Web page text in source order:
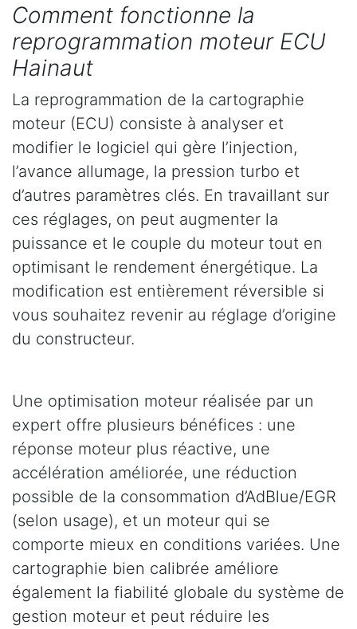
Comment fonctionne la
reprogrammation moteur ECU
Hainaut
La reprogrammation de la cartographie
moteur (ECU) consiste à analyser et
modifier le logiciel qui gère l’injection,
l’avance allumage, la pression turbo et
d’autres paramètres clés. En travaillant sur
ces réglages, on peut augmenter la
puissance et le couple du moteur tout en
optimisant le rendement énergétique. La
modification est entièrement réversible si
vous souhaitez revenir au réglage d’origine
du constructeur.
Une optimisation moteur réalisée par un
expert offre plusieurs bénéfices : une
réponse moteur plus réactive, une
accélération améliorée, une réduction
possible de la consommation d’AdBlue/EGR
(selon usage), et un moteur qui se
comporte mieux en conditions variées. Une
cartographie bien calibrée améliore
également la fiabilité globale du système de
gestion moteur et peut réduire les